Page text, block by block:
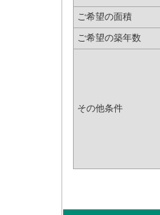
ご希望の面積
ご希望の築年数
その他条件